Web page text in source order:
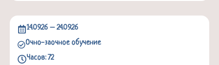
14.09.26 – 24.09.26
Очно-заочное обучение
Часов: 72